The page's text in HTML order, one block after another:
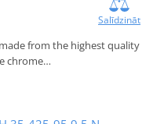
Salīdzināt
from the highest quality
chrome…